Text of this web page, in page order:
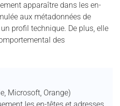
apparaître dans les en-
aux métadonnées de
profil technique. De plus, elle
des
Microsoft, Orange)